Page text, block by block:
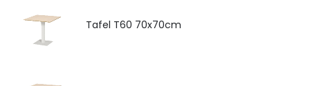
Tafel T60 70x70cm